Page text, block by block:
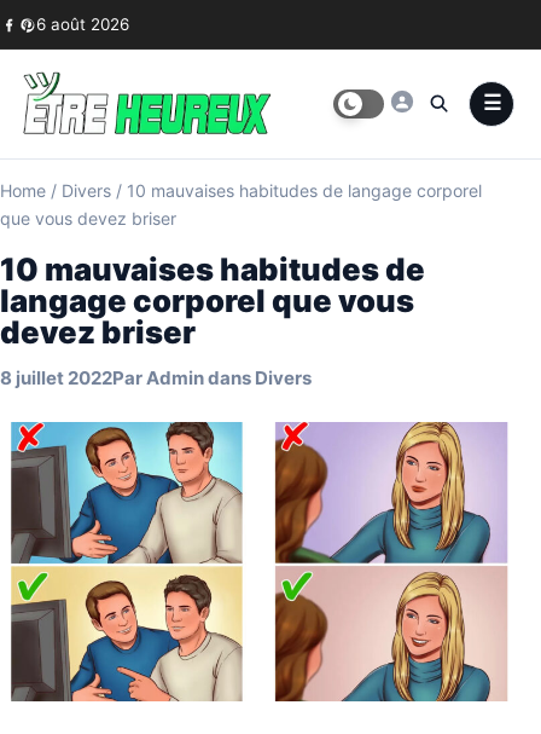
Skip to content
6 août 2026
Home / Divers / 10 mauvaises habitudes de langage corporel
que vous devez briser
10 mauvaises habitudes de
langage corporel que vous
devez briser
8 juillet 2022ParAdmindans Divers